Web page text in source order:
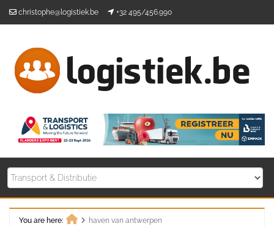
christophe@logistiek.be +32 495/456.990
You are here:
haven van antwerpen